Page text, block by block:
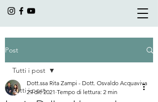
Post
Tutti i post
Tutti i post
Dott.ssa Rita Zampi - Dott. Osvaldo Acquaviva
29 dic 2021 Tempo di lettura: 2 min